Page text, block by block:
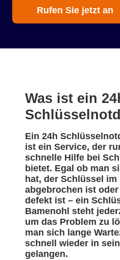
Rufen Sie jetzt an
Was ist ein
Ein 24h
ist ein Service, der
schnelle Hilfe bei
bietet. Egal ob man
hat, der Schlüssel
abgebrochen ist
defekt ist – ein
Bamenohl steht
um das Problem zu
man sich lange
schnell wieder in
gelangen.